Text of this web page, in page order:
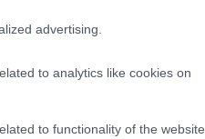
advertising.
to analytics like cookies on
to functionality of the website
viselkedése alapján
and